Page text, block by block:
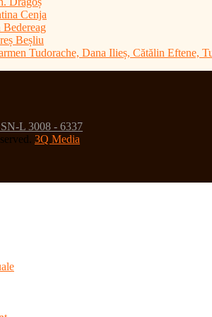
Cenja
Bedereag
Beșliu
Tudorache, Dana Ilieș, Cătălin Eftene,
L 3008 - 6337
3Q Media